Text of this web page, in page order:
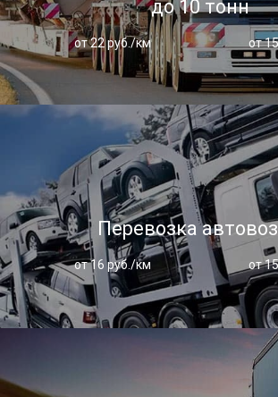
до 10 тонн
от 22 руб./км от
Перевозка
от 16 руб./км от